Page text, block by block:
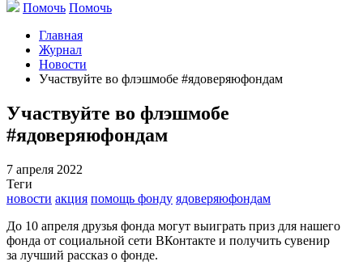
Помочь Помочь
Главная
Журнал
Новости
Участвуйте во флэшмобе #ядоверяюфондам
Участвуйте во флэшмобе
#ядоверяюфондам
7 апреля 2022
Теги
новости акция помощь фонду ядоверяюфондам
До 10 апреля друзья фонда могут выиграть приз для нашего
фонда от социальной сети ВКонтакте и получить сувенир
за лучший рассказ о фонде.